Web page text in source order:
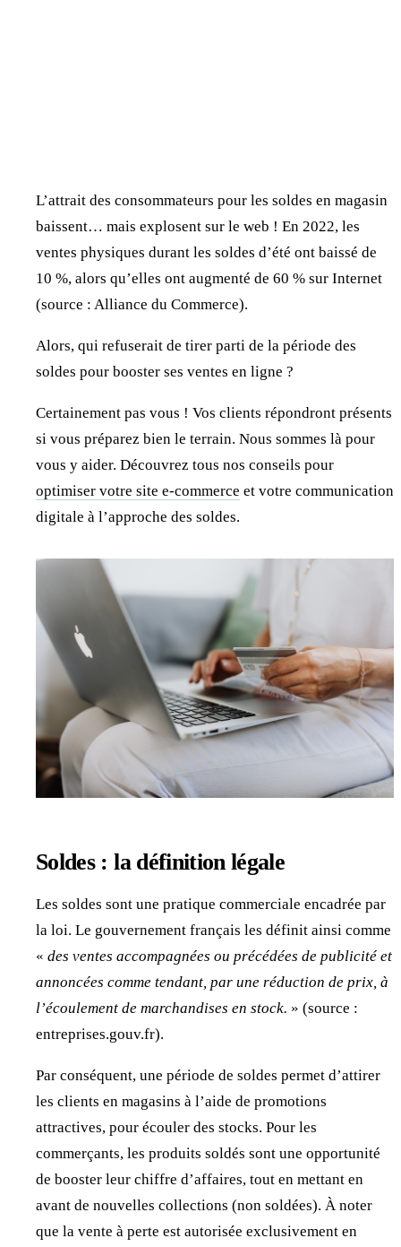
L’attrait des consommateurs pour les soldes en magasin
baissent… mais explosent sur le web ! En 2022, les
ventes physiques durant les soldes d’été ont baissé de
10 %, alors qu’elles ont augmenté de 60 % sur Internet
(source : Alliance du Commerce).
Alors, qui refuserait de tirer parti de la période des
soldes pour booster ses ventes en ligne ?
Certainement pas vous ! Vos clients répondront présents
si vous préparez bien le terrain. Nous sommes là pour
vous y aider. Découvrez tous nos conseils pour
optimiser votre site e-commerce et votre communication
digitale à l’approche des soldes.
Soldes : la définition légale
Les soldes sont une pratique commerciale encadrée par
la loi. Le gouvernement français les définit ainsi comme
« des ventes accompagnées ou précédées de publicité et
annoncées comme tendant, par une réduction de prix, à
l’écoulement de marchandises en stock. » (source :
entreprises.gouv.fr).
Par conséquent, une période de soldes permet d’attirer
les clients en magasins à l’aide de promotions
attractives, pour écouler des stocks. Pour les
commerçants, les produits soldés sont une opportunité
de booster leur chiffre d’affaires, tout en mettant en
avant de nouvelles collections (non soldées). À noter
que la vente à perte est autorisée exclusivement en